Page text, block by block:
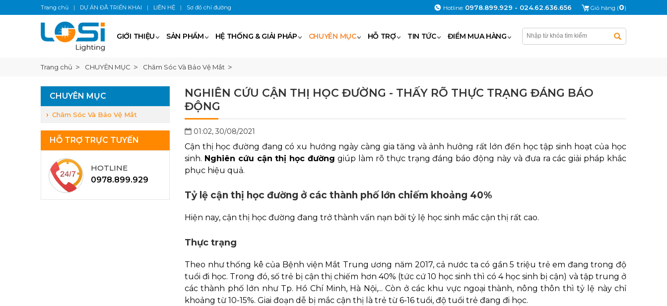
GIỚI THIỆU SẢN PHẨM HỆ THỐNG & GIẢI PHÁP CHUYÊN MỤC HỖ TRỢ TIN TỨC ĐIỂM MUA HÀNG
Trang chủ CHUYÊN MỤC Chăm Sóc Và Bảo Vệ Mắt
CHUYÊN MỤC
Chăm Sóc Và Bảo Vệ Mắt
HỖ TRỢ TRỰC TUYẾN
HOTLINE
0978.899.929
NGHIÊN CỨU CẬN THỊ HỌC ĐƯỜNG - THẤY RÕ THỰC TRẠNG ĐÁNG BÁO
ĐỘNG
01:02, 30/08/2021
Cận thị học đường đang có xu hướng ngày càng gia tăng và ảnh hưởng rất lớn đến học tập sinh hoạt của học
sinh. Nghiên cứu cận thị học đường giúp làm rõ thực trạng đáng báo động này và đưa ra các giải pháp khắc
phục hiệu quả.
Tỷ lệ cận thị học đường ở các thành phố lớn chiếm khoảng 40%
Hiện nay, cận thị học đường đang trở thành vấn nạn bởi tỷ lệ học sinh mắc cận thị rất cao.
Thực trạng
Theo như thống kê của Bệnh viện Mắt Trung ương năm 2017, cả nước ta có gần 5 triệu trẻ em đang trong độ
tuổi đi học. Trong đó, số trẻ bị cận thị chiếm hơn 40% (tức cứ 10 học sinh thì có 4 học sinh bị cận) và tập trung ở
các thành phố lớn như Tp. Hồ Chí Minh, Hà Nội,... Còn ở các khu vực ngoại thành, nông thôn thì tỷ lệ này chỉ
khoảng từ 10-15%. Giai đoạn dễ bị mắc cận thị là trẻ từ 6-16 tuổi, độ tuổi trẻ đang đi học.
Giỏ hàng (0)
Hotline: 0978.899.929 - 024.62.636.656
Trang chủ | DỰ ÁN ĐÃ TRIỂN KHAI | LIÊN HỆ | Sơ đồ chỉ đường